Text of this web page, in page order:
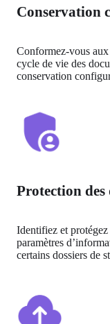
Conservation
Conformez-vous aux
cycle de vie des
conservation
Protection des
Identifiez et
paramètres
certains dossiers de